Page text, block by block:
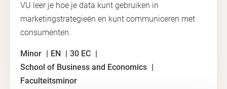
VU leer je hoe je data kunt gebruiken in
marketingstrategieën en kunt communiceren met
consumenten.
Minor EN
30 EC
School of Business and Economics
Faculteitsminor